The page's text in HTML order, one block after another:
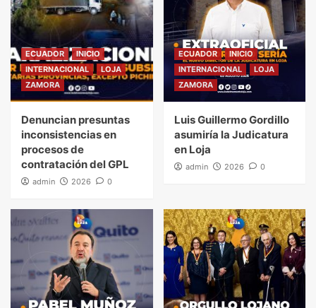
ECUADOR
INICIO
INTERNACIONAL
LOJA
ZAMORA
Denuncian presuntas
inconsistencias en
procesos de
contratación del GPL
admin 2026 0
ECUADOR
INICIO
INTERNACIONAL
LOJA
ZAMORA
Luis Guillermo Gordillo
asumiría la Judicatura
en Loja
admin 2026 0